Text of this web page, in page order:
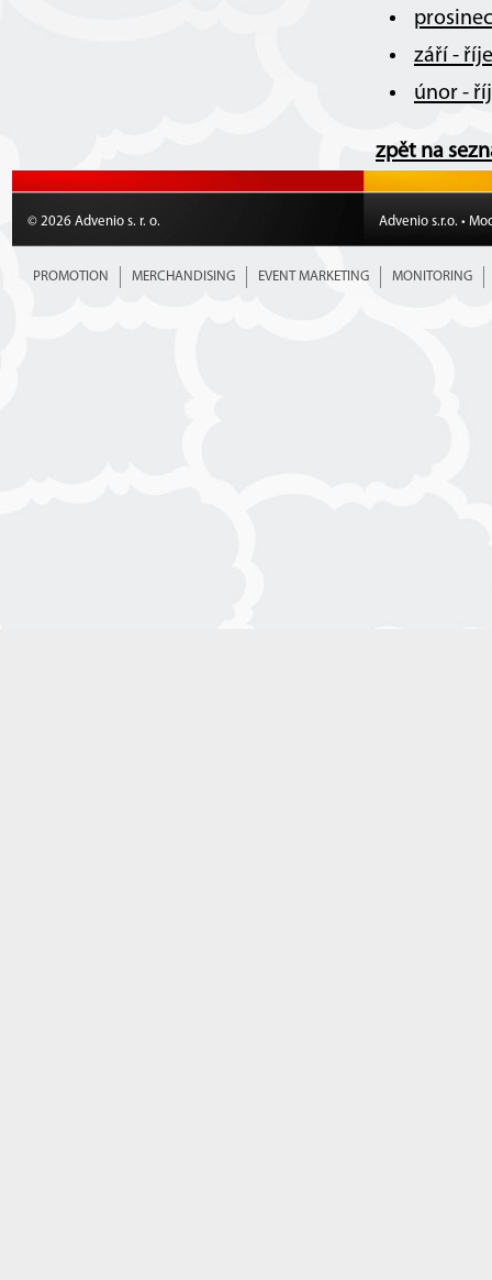
září -
únor -
zpět na
© 2026 Advenio s. r. o. Advenio s.r.o. •
PROMOTION MERCHANDISING EVENT MARKETING MONITORING